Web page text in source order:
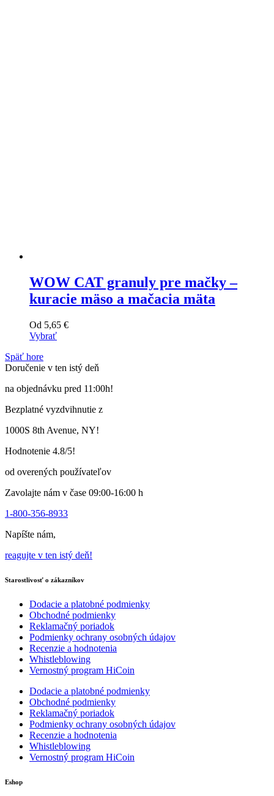
WOW CAT granuly pre mačky –
kuracie mäso a mačacia mäta
Od 5,65 €
Vybrať
výrobok
má
variantov.
si
vybrať
stránke
produktu
Späť hore
Doručenie v ten istý deň
na objednávku pred 11:00h!
Bezplatné vyzdvihnutie z
1000S 8th Avenue, NY!
Hodnotenie 4.8/5!
od overených používateľov
Zavolajte nám v čase 09:00-16:00 h
1-800-356-8933
Napíšte nám,
reagujte v ten istý deň!
Starostlivosť o zákazníkov
Dodacie a platobné podmienky
Obchodné podmienky
Reklamačný poriadok
Podmienky ochrany osobných údajov
Recenzie a hodnotenia
Whistleblowing
Vernostný program HiCoin
Dodacie a platobné podmienky
Obchodné podmienky
Reklamačný poriadok
Podmienky ochrany osobných údajov
Recenzie a hodnotenia
Whistleblowing
Vernostný program HiCoin
Eshop